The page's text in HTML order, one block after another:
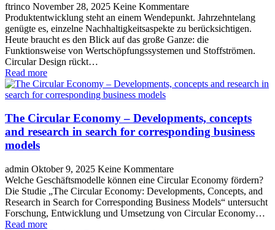
ftrinco November 28, 2025 Keine Kommentare
Produktentwicklung steht an einem Wendepunkt. Jahrzehntelang
genügte es, einzelne Nachhaltigkeitsaspekte zu berücksichtigen.
Heute braucht es den Blick auf das große Ganze: die
Funktionsweise von Wertschöpfungssystemen und Stoffströmen.
Circular Design rückt…
Read more
The Circular Economy – Developments, concepts
and research in search for corresponding business
models
admin Oktober 9, 2025 Keine Kommentare
Welche Geschäftsmodelle können eine Circular Economy fördern?
Die Studie „The Circular Economy: Developments, Concepts, and
Research in Search for Corresponding Business Models“ untersucht
Forschung, Entwicklung und Umsetzung von Circular Economy…
Read more